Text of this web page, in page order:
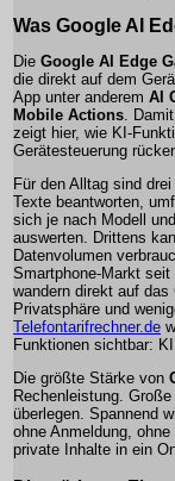
Was Google AI
Die Google AI Edge
die direkt auf dem
App unter anderem AI
Mobile Actions .
zeigt hier, wie KI-
Gerätesteuerung
Für den Alltag sind
Texte beantworten,
sich je nach Modell
auswerten. Drittens
Datenvolumen
Smartphone-Markt
wandern direkt auf
Privatsphäre und
Telefontarifrechner.de
Funktionen sichtbar:
Die größte Stärke von
Rechenleistung.
überlegen. Spannend
ohne Anmeldung,
private Inhalte in ein